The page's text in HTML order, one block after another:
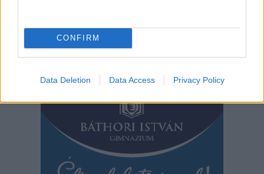
CONFIRM
Data Deletion Data Access Privacy Policy
Külföld , repülőgép